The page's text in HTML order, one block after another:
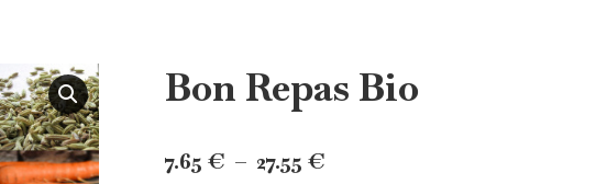
Bon Repas Bio
7.65 € – 27.55 €